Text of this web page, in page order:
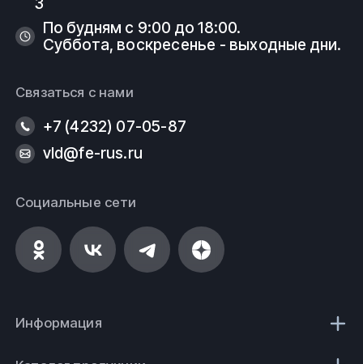
По будням с 9:00 до 18:00.
Суббота, воскресенье - выходные дни.
Связаться с нами
+7 (4232) 07-05-87
vld@fe-rus.ru
Социальные сети
Информация